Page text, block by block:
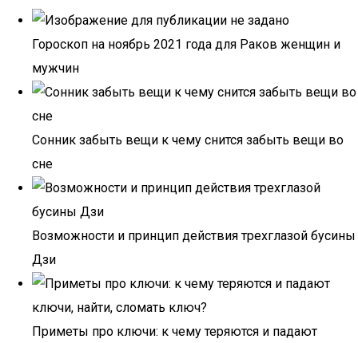
Гороскоп на ноябрь 2021 года для Раков женщин и
мужчин
Сонник забыть вещи к чему снится забыть вещи во
сне
Возможности и принцип действия трехглазой бусины
Дзи
Приметы про ключи: к чему теряются и падают